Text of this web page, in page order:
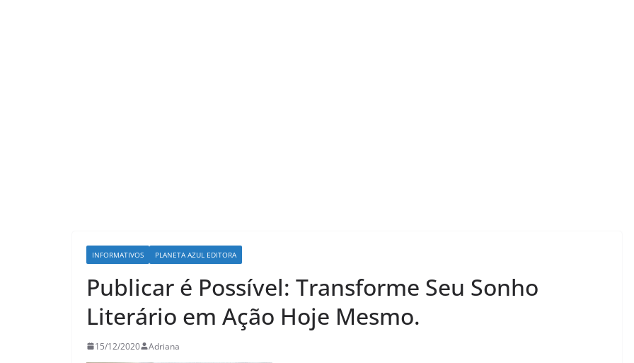
INFORMATIVOS PLANETA AZUL EDITORA
Publicar é Possível: Transforme Seu Sonho
Literário em Ação Hoje Mesmo.
15/12/2020 Adriana
Ler e Reler apresenta: a
mágica de dois livros
que transformam.
Vamos revisitar duas